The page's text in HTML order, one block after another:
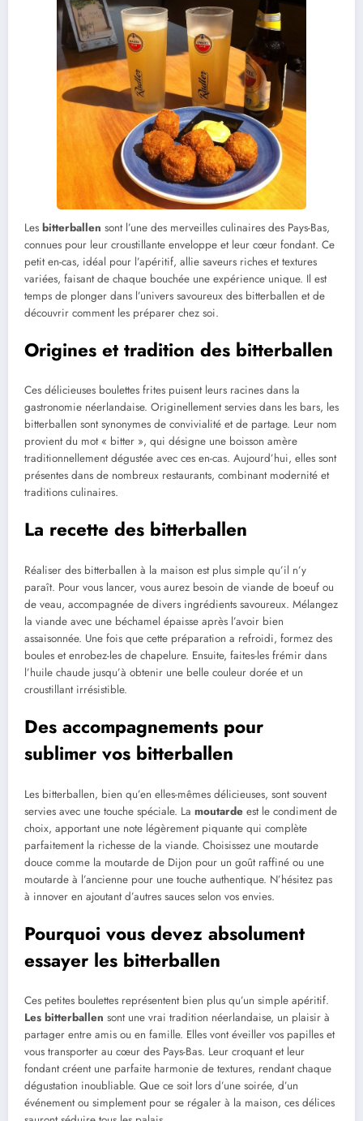
Les bitterballen sont l’une des merveilles culinaires des Pays-Bas,
connues pour leur croustillante enveloppe et leur cœur fondant. Ce
petit en-cas, idéal pour l’apéritif, allie saveurs riches et textures
variées, faisant de chaque bouchée une expérience unique. Il est
temps de plonger dans l’univers savoureux des bitterballen et de
découvrir comment les préparer chez soi.
Origines et tradition des bitterballen
Ces délicieuses boulettes frites puisent leurs racines dans la
gastronomie néerlandaise. Originellement servies dans les bars, les
bitterballen sont synonymes de convivialité et de partage. Leur nom
provient du mot « bitter », qui désigne une boisson amère
traditionnellement dégustée avec ces en-cas. Aujourd’hui, elles sont
présentes dans de nombreux restaurants, combinant modernité et
traditions culinaires.
La recette des bitterballen
Réaliser des bitterballen à la maison est plus simple qu’il n’y
paraît. Pour vous lancer, vous aurez besoin de viande de boeuf ou
de veau, accompagnée de divers ingrédients savoureux. Mélangez
la viande avec une béchamel épaisse après l’avoir bien
assaisonnée. Une fois que cette préparation a refroidi, formez des
boules et enrobez-les de chapelure. Ensuite, faites-les frémir dans
l’huile chaude jusqu’à obtenir une belle couleur dorée et un
croustillant irrésistible.
Des accompagnements pour
sublimer vos bitterballen
Les bitterballen, bien qu’en elles-mêmes délicieuses, sont souvent
servies avec une touche spéciale. La moutarde est le condiment de
choix, apportant une note légèrement piquante qui complète
parfaitement la richesse de la viande. Choisissez une moutarde
douce comme la moutarde de Dijon pour un goût raffiné ou une
moutarde à l’ancienne pour une touche authentique. N’hésitez pas
à innover en ajoutant d’autres sauces selon vos envies.
Pourquoi vous devez absolument
essayer les bitterballen
Ces petites boulettes représentent bien plus qu’un simple apéritif.
Les bitterballen sont une vrai tradition néerlandaise, un plaisir à
partager entre amis ou en famille. Elles vont éveiller vos papilles et
vous transporter au cœur des Pays-Bas. Leur croquant et leur
fondant créent une parfaite harmonie de textures, rendant chaque
dégustation inoubliable. Que ce soit lors d’une soirée, d’un
événement ou simplement pour se régaler à la maison, ces délices